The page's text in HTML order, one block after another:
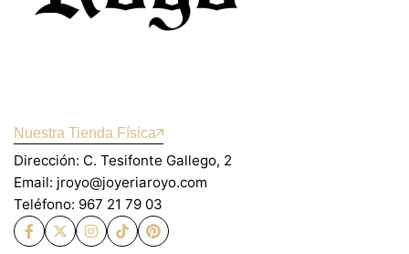
Nuestra Tienda Física
Dirección: C. Tesifonte Gallego, 2
Email: jroyo@joyeriaroyo.com
Teléfono: 967 21 79 03